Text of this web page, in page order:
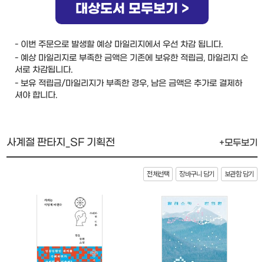
대상도서 모두보기 >
- 이번 주문으로 발생할 예상 마일리지에서 우선 차감 됩니다.
- 예상 마일리지로 부족한 금액은 기존에 보유한 적립금, 마일리지 순
서로 차감됩니다.
- 보유 적립금/마일리지가 부족한 경우, 남은 금액은 추가로 결제하
셔야 합니다.
사계절 판타지_SF 기획전 +모두보기
전체선택 장바구니 담기 보관함 담기